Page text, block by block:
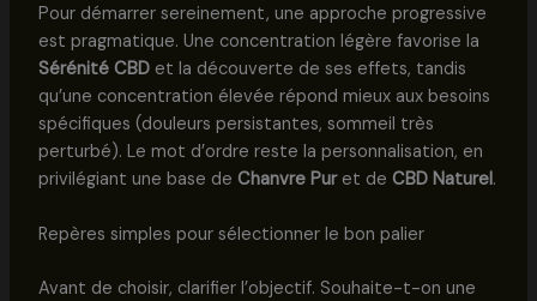
Pour démarrer sereinement, une approche progressive
est pragmatique. Une concentration légère favorise la
Sérénité CBDet la découverte de ses effets, tandis
qu’une concentration élevée répond mieux aux besoins
spécifiques (douleurs persistantes, sommeil très
perturbé). Le mot d’ordre reste la personnalisation, en
privilégiant une base de Chanvre Puret de CBD Naturel.
Repères simples pour sélectionner le bon palier
Avant de choisir, clarifier l’objectif. Souhaite-t-on une